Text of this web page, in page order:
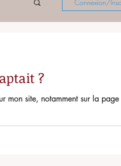
Connexion/
?
notamment sur la page d'Accueil ou